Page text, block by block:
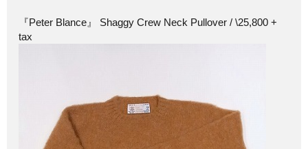
『Peter Blance』 Shaggy Crew Neck Pullover / \25,800 +
tax